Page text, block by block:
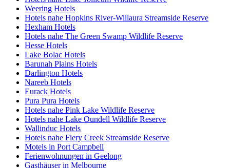
Weering Hotels
Hotels nahe Hopkins River-Willaura Streamside Reserve
Hexham Hotels
Hotels nahe The Green Swamp Wildlife Reserve
Hesse Hotels
Lake Bolac Hotels
Barunah Plains Hotels
Darlington Hotels
Nareeb Hotels
Eurack Hotels
Pura Pura Hotels
Hotels nahe Pink Lake Wildlife Reserve
Hotels nahe Lake Oundell Wildlife Reserve
Wallinduc Hotels
Hotels nahe Fiery Creek Streamside Reserve
Motels in Port Campbell
Ferienwohnungen in Geelong
Gasthäuser in Melbourne